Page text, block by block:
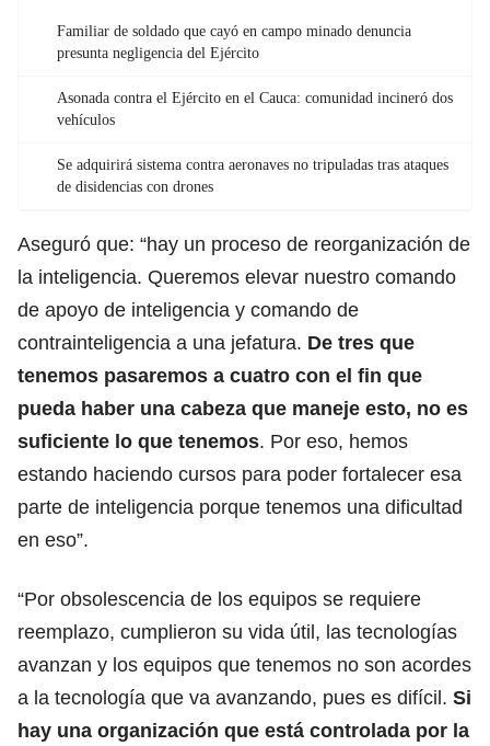
Familiar de soldado que cayó en campo minado denuncia
presunta negligencia del Ejército
Asonada contra el Ejército en el Cauca: comunidad incineró dos
vehículos
Se adquirirá sistema contra aeronaves no tripuladas tras ataques
de disidencias con drones
Aseguró que: “hay un proceso de reorganización de
la inteligencia. Queremos elevar nuestro comando
de apoyo de inteligencia y comando de
contrainteligencia a una jefatura. De tres que
tenemos pasaremos a cuatro con el fin que
pueda haber una cabeza que maneje esto, no es
suficiente lo que tenemos. Por eso, hemos
estando haciendo cursos para poder fortalecer esa
parte de inteligencia porque tenemos una dificultad
en eso”.
“Por obsolescencia de los equipos se requiere
reemplazo, cumplieron su vida útil, las tecnologías
avanzan y los equipos que tenemos no son acordes
a la tecnología que va avanzando, pues es difícil. Si
hay una organización que está controlada por la